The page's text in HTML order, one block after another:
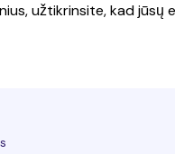
užtikrinsite, kad jūsų